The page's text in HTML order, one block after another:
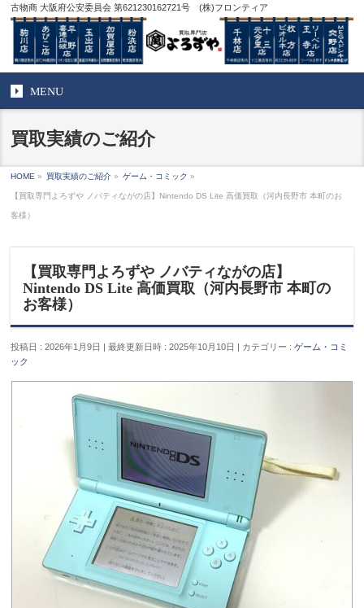
古物商 大阪府公安委員会 第621230162721号 (株)フロンティア
MENU
買取実績のご紹介
HOME » 買取実績のご紹介 » ゲーム・コミック »
【買取専門よろずや ノバティながの店】Nintendo DS Lite 高価買取（河内長野市 本町のお
客様）
【買取専門よろずや ノバティながの店】
Nintendo DS Lite 高価買取（河内長野市 本町の
お客様）
投稿日 : 2026年1月9日 最終更新日時 : 2025年10月10日 カテゴリー :ゲーム・コミ
ック